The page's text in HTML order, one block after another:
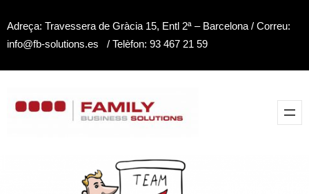
al
contenido
Adreça: Travessera de Gràcia 15, Entl 2ª – Barcelona / Correu:
info@fb-solutions.es / Telèfon: 93 467 21 59